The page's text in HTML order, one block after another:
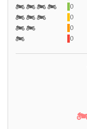
0
0
0
0